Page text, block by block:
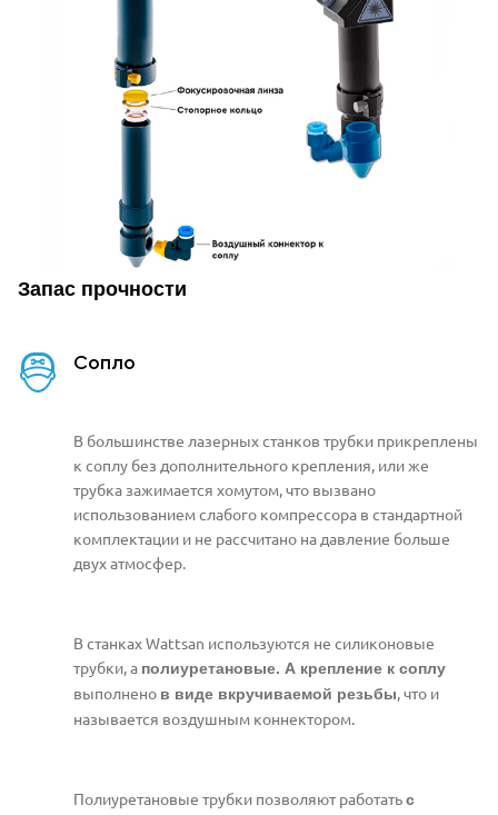
Запас прочности
Сопло
В большинстве лазерных станков трубки прикреплены
к соплу без дополнительного крепления, или же
трубка зажимается хомутом, что вызвано
использованием слабого компрессора в стандартной
комплектации и не рассчитано на давление больше
двух атмосфер.
В станках Wattsan используются не силиконовые
трубки, а полиуретановые. А крепление к соплу
выполнено в виде вкручиваемой резьбы, что и
называется воздушным коннектором.
Полиуретановые трубки позволяют работатьс